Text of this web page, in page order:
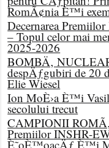
RomÃ¢nia È™i
Decernarea
– Topul celor mai
2025-2026
BOMBÄ‚
despÄƒgubiri de 20
Elie Wiesel
Ion MoÈ›a È™i
secolului trecut
CAMPIONII
Premiilor INSHR-
È˜oÈ™oacÄƒ È™i